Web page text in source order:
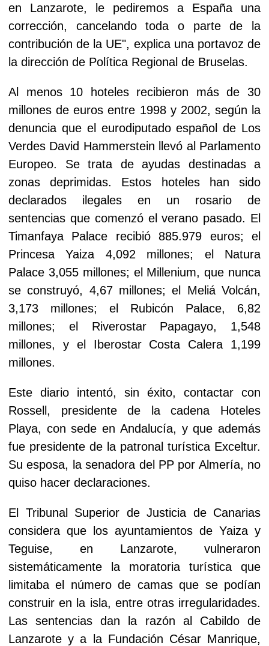
en Lanzarote, le pediremos a España una
corrección, cancelando toda o parte de la
contribución de la UE", explica una portavoz de
la dirección de Política Regional de Bruselas.
Al menos 10 hoteles recibieron más de 30
millones de euros entre 1998 y 2002, según la
denuncia que el eurodiputado español de Los
Verdes David Hammerstein llevó al Parlamento
Europeo. Se trata de ayudas destinadas a
zonas deprimidas. Estos hoteles han sido
declarados ilegales en un rosario de
sentencias que comenzó el verano pasado. El
Timanfaya Palace recibió 885.979 euros; el
Princesa Yaiza 4,092 millones; el Natura
Palace 3,055 millones; el Millenium, que nunca
se construyó, 4,67 millones; el Meliá Volcán,
3,173 millones; el Rubicón Palace, 6,82
millones; el Riverostar Papagayo, 1,548
millones, y el Iberostar Costa Calera 1,199
millones.
Este diario intentó, sin éxito, contactar con
Rossell, presidente de la cadena Hoteles
Playa, con sede en Andalucía, y que además
fue presidente de la patronal turística Exceltur.
Su esposa, la senadora del PP por Almería, no
quiso hacer declaraciones.
El Tribunal Superior de Justicia de Canarias
considera que los ayuntamientos de Yaiza y
Teguise, en Lanzarote, vulneraron
sistemáticamente la moratoria turística que
limitaba el número de camas que se podían
construir en la isla, entre otras irregularidades.
Las sentencias dan la razón al Cabildo de
Lanzarote y a la Fundación César Manrique,